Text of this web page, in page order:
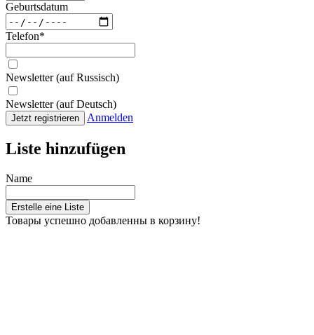
Geburtsdatum
Telefon*
Newsletter (auf Russisch)
Newsletter (auf Deutsch)
Jetzt registrieren Anmelden
Liste hinzufügen
Name
Erstelle eine Liste
Товары успешно добавленны в корзину!